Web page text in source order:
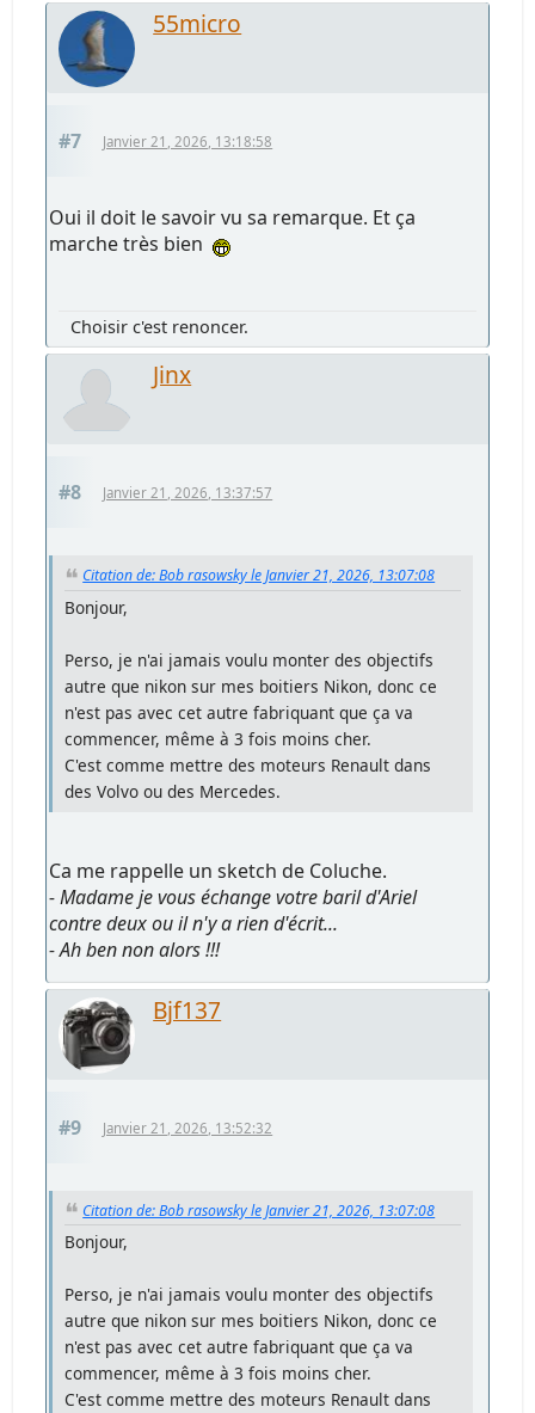
55micro
#7 Janvier 21, 2026, 13:18:58
Oui il doit le savoir vu sa remarque. Et ça
marche très bien
Choisir c'est renoncer.
Jinx
#8 Janvier 21, 2026, 13:37:57
Citation de: Bob rasowsky le Janvier 21, 2026, 13:07:08
Bonjour,
Perso, je n'ai jamais voulu monter des objectifs
autre que nikon sur mes boitiers Nikon, donc ce
n'est pas avec cet autre fabriquant que ça va
commencer, même à 3 fois moins cher.
C'est comme mettre des moteurs Renault dans
des Volvo ou des Mercedes.
Ca me rappelle un sketch de Coluche.
- Madame je vous échange votre baril d'Ariel
contre deux ou il n'y a rien d'écrit...
- Ah ben non alors !!!
Bjf137
#9 Janvier 21, 2026, 13:52:32
Citation de: Bob rasowsky le Janvier 21, 2026, 13:07:08
Bonjour,
Perso, je n'ai jamais voulu monter des objectifs
autre que nikon sur mes boitiers Nikon, donc ce
n'est pas avec cet autre fabriquant que ça va
commencer, même à 3 fois moins cher.
C'est comme mettre des moteurs Renault dans